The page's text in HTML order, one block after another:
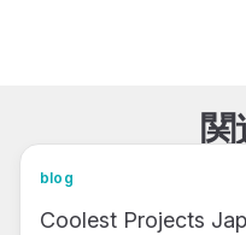
blog
Coolest Projects